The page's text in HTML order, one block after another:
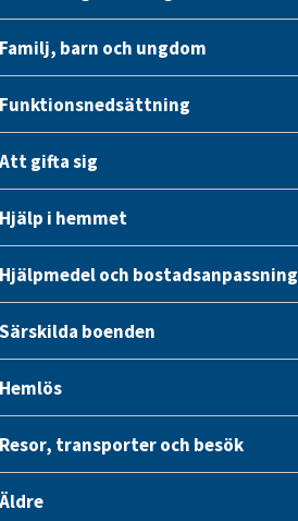
Familj, barn och ungdom
Funktionsnedsättning
Att gifta sig
Hjälp i hemmet
Hjälpmedel och bostadsanpassning
Särskilda boenden
Hemlös
Resor, transporter och besök
Äldre